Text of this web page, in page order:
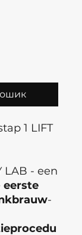
1 LIFT
LAB - een
eerste
-